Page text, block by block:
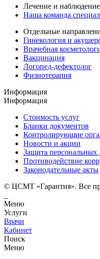
Лечение и наблюдение
Наша команда
Отдельные
Гинекология и
Врачебная
Вакцинация
Логопед-дефектолог
Физиотерапия
Информация
Информация
Стоимость услуг
Бланки документов
Контролирующие
Новости и акции
Защита персональных
Противодействие
Законодательные акты
© ЦСМТ «Гарантия». Все
Меню
Услуги
Врачи
Кабинет
Поиск
Меню